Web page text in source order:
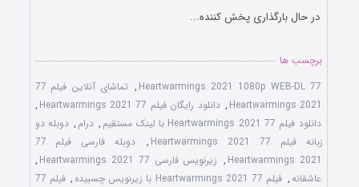
در حال بارگذاری پخش کننده...
برچسب ها
77 Heartwarmings 2021 1080p WEB-DL
,
تماشای آنلاین فیلم 77
Heartwarmings 2021
, دانلود رایگان فیلم 77 Heartwarmings 2021
,
دانلود فیلم 77 Heartwarmings 2021 با لینک مستقیم
, درام , دوبله دو
زبانه فیلم 77 Heartwarmings 2021
,
دوبله فارسی فیلم 77
Heartwarmings 2021
, زیرنویس فارسی 77 Heartwarmings 2021
,
عاشقانه, فیلم 77 Heartwarmings 2021 با زیرنویس چسبیده ,
فیلم 77